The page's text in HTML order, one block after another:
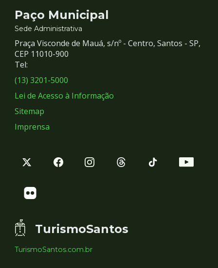
Contato
e
Redes
Sociais
Paço Municipal
Sede Administrativa
Praça Visconde de Mauá, s/nº - Centro, Santos - SP,
CEP 11010-900
Tel:
(13) 3201-5000
Lei de Acesso à Informação
Sitemap
Imprensa
TurismoSantos
TurismoSantos.com.br